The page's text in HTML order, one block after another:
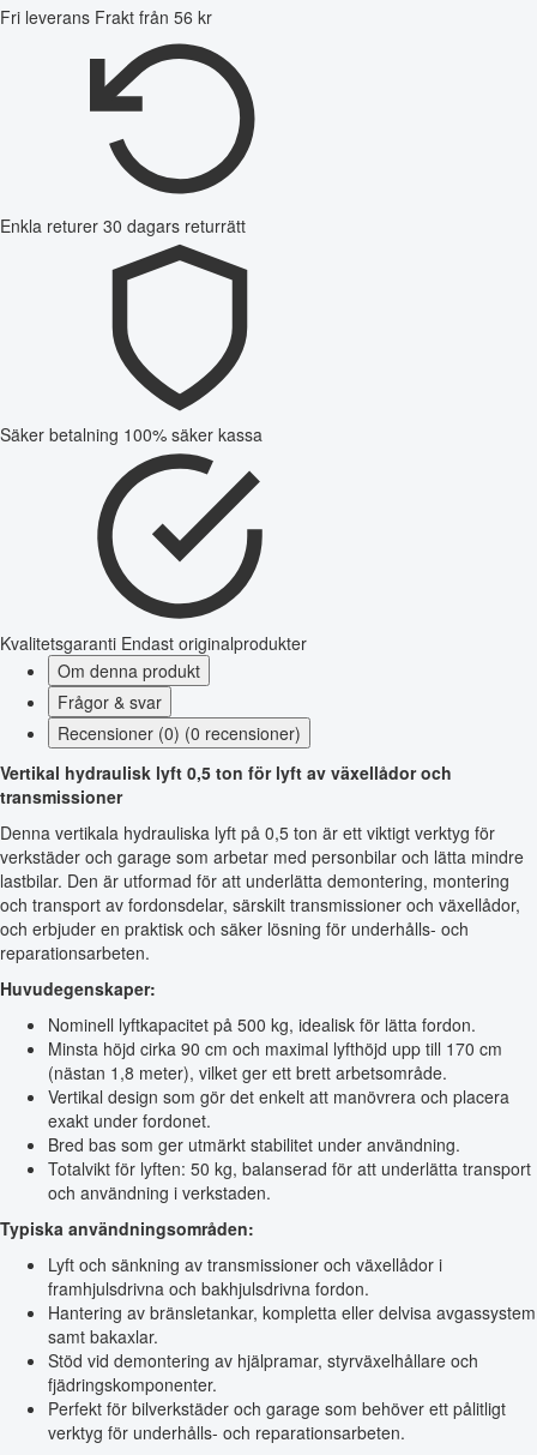
Fri leverans Frakt från 56 kr
Enkla returer 30 dagars returrätt
Säker betalning 100% säker kassa
Kvalitetsgaranti Endast originalprodukter
Om denna produkt
Frågor & svar
Recensioner (0) (0 recensioner)
Vertikal hydraulisk lyft 0,5 ton för lyft av växellådor och
transmissioner
Denna vertikala hydrauliska lyft på 0,5 ton är ett viktigt verktyg för
verkstäder och garage som arbetar med personbilar och lätta mindre
lastbilar. Den är utformad för att underlätta demontering, montering
och transport av fordonsdelar, särskilt transmissioner och växellådor,
och erbjuder en praktisk och säker lösning för underhålls- och
reparationsarbeten.
Huvudegenskaper:
Nominell lyftkapacitet på 500 kg, idealisk för lätta fordon.
Minsta höjd cirka 90 cm och maximal lyfthöjd upp till 170 cm
(nästan 1,8 meter), vilket ger ett brett arbetsområde.
Vertikal design som gör det enkelt att manövrera och placera
exakt under fordonet.
Bred bas som ger utmärkt stabilitet under användning.
Totalvikt för lyften: 50 kg, balanserad för att underlätta transport
och användning i verkstaden.
Typiska användningsområden:
Lyft och sänkning av transmissioner och växellådor i
framhjulsdrivna och bakhjulsdrivna fordon.
Hantering av bränsletankar, kompletta eller delvisa avgassystem
samt bakaxlar.
Stöd vid demontering av hjälpramar, styrväxelhållare och
fjädringskomponenter.
Perfekt för bilverkstäder och garage som behöver ett pålitligt
verktyg för underhålls- och reparationsarbeten.